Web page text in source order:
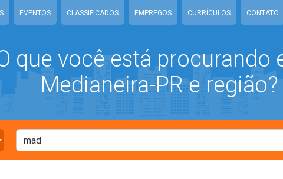
EVENTOS CLASSIFICADOS EMPREGOS CURRÍCULOS CONTATO
que você está procurando
Medianeira-PR e região?